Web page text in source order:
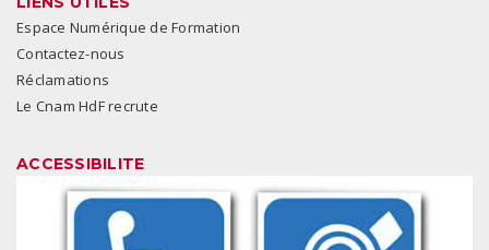
Espace Numérique de Formation
Contactez-nous
Réclamations
Le Cnam HdF recrute
ACCESSIBILITE